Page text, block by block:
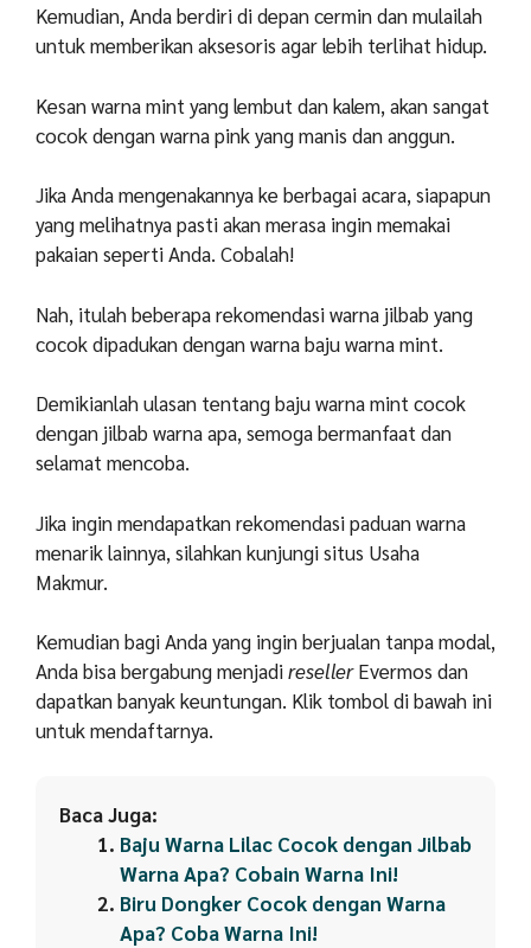
Kemudian, Anda berdiri di depan cermin dan mulailah
untuk memberikan aksesoris agar lebih terlihat hidup.
Kesan warna mint yang lembut dan kalem, akan sangat
cocok dengan warna pink yang manis dan anggun.
Jika Anda mengenakannya ke berbagai acara, siapapun
yang melihatnya pasti akan merasa ingin memakai
pakaian seperti Anda. Cobalah!
Nah, itulah beberapa rekomendasi warna jilbab yang
cocok dipadukan dengan warna baju warna mint.
Demikianlah ulasan tentang baju warna mint cocok
dengan jilbab warna apa, semoga bermanfaat dan
selamat mencoba.
Jika ingin mendapatkan rekomendasi paduan warna
menarik lainnya, silahkan kunjungi situs Usaha
Makmur.
Kemudian bagi Anda yang ingin berjualan tanpa modal,
Anda bisa bergabung menjadiresellerEvermos dan
dapatkan banyak keuntungan. Klik tombol di bawah ini
untuk mendaftarnya.
Baca Juga:
Baju Warna Lilac Cocok dengan Jilbab
Warna Apa? Cobain Warna Ini!
Biru Dongker Cocok dengan Warna
Apa? Coba Warna Ini!